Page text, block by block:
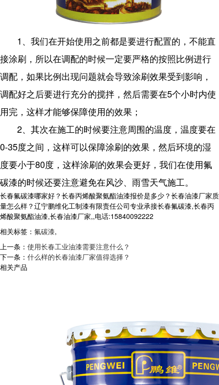
1、我们在开始使用之前都是要进行配置的，不能直
接涂刷，所以在调配的时候一定要严格的按照比例进行
调配，如果比例出现问题就会导致涂刷效果受到影响，
调配好之后要进行充分的搅拌，然后需要在5个小时内使
用完，这样才能够保障使用的效果；
2、其次在施工的时候要注意周围的温度，温度要在
0-35度之间，这样可以保障涂刷的效果，然后环境的湿
度要小于80度，这样涂刷的效果会更好，我们在使用氟
碳漆的时候还要注意避免在风沙、雨雪天气施工。
长春氟碳漆哪家好？长春丙烯酸聚氨酯油漆报价是多少？长春油漆厂家质
量怎么样？辽宁鹏维化工制漆有限责任公司专业承接长春氟碳漆,长春丙
烯酸聚氨酯油漆,长春油漆厂家,,电话:15840092222
相关标签： 氟碳漆,
上一条： 使用长春工业油漆需要注意什么？
下一条： 什么样的长春油漆厂家值得选择？
相关产品